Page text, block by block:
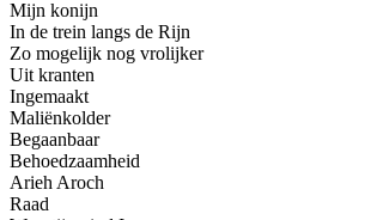
Mijn konijn
In de trein langs de Rijn
Zo mogelijk nog vrolijker
Uit kranten
Ingemaakt
Maliënkolder
Begaanbaar
Behoedzaamheid
Arieh Aroch
Raad